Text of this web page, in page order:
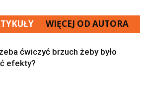
WIĘCEJ OD AUTORA
ćwiczyć brzuch żeby było
efekty?